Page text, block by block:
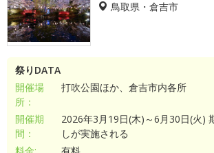
鳥取県・倉吉市
祭りDATA
開催場
所：
打吹公園ほか、倉吉市内各所
開催期
間：
2026年3月19日(木)～6月30日(火)
しが実施される